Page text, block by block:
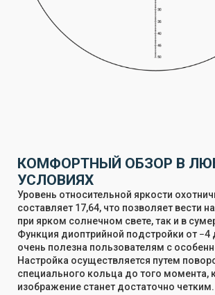
КОМФОРТНЫЙ ОБЗОР В
УСЛОВИЯХ
Уровень относительной яркости
составляет 17,64, что позволяет вести
при ярком солнечном свете, так и в
Функция диоптрийной подстройки от −4
очень полезна пользователям с
Настройка осуществляется путем
специального кольца до того момента,
изображение станет достаточно четким.